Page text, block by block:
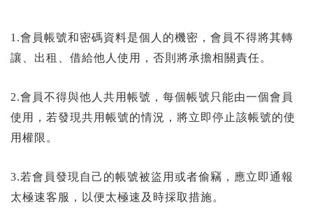
1.會員帳號和密碼資料是個人的機密，會員不得將其轉
讓、出租、借給他人使用，否則將承擔相關責任。
2.會員不得與他人共用帳號，每個帳號只能由一個會員
使用，若發現共用帳號的情況，將立即停止該帳號的使
用權限。
3.若會員發現自己的帳號被盜用或者偷竊，應立即通報
太極速客服，以便太極速及時採取措施。